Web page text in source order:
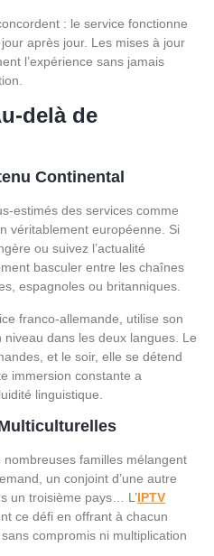
: le service fonctionne
après jour. Les mises à jour
l’expérience sans jamais
delà de
Continental
estimés des services comme
véritablement européenne. Si
ou suivez l’actualité
basculer entre les chaînes
espagnoles ou britanniques.
franco-allemande, utilise son
dans les deux langues. Le
et le soir, elle se détend
immersion constante a
linguistique.
familles mélangent
un conjoint d’une autre
un troisième pays… L’IPTV
ce défi en offrant à chacun
compromis ni multiplication